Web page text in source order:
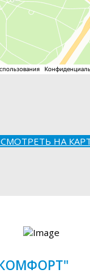
НА